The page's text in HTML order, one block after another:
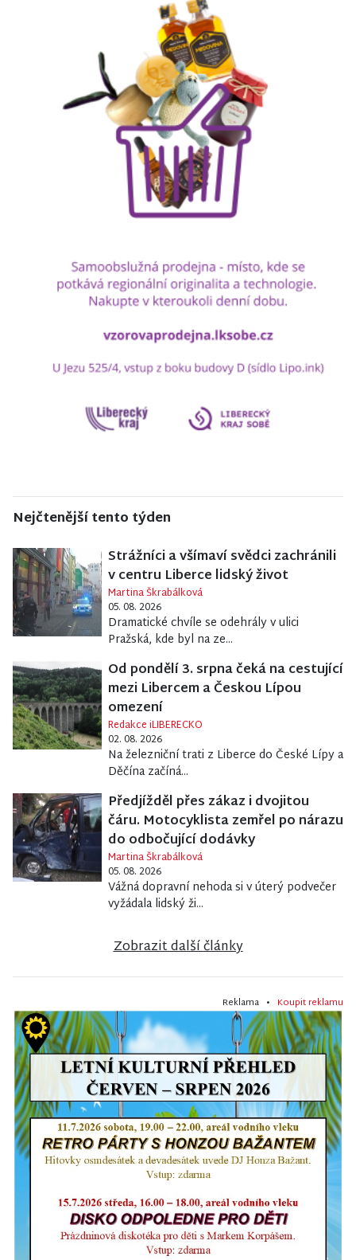
Nejčtenější tento týden
Strážníci a všímaví svědci zachránili
v centru Liberce lidský život
Martina Škrabálková
05. 08. 2026
Dramatické chvíle se odehrály v ulici
Pražská, kde byl na ze...
Od pondělí 3. srpna čeká na cestující
mezi Libercem a Českou Lípou
omezení
Redakce iLIBERECKO
02. 08. 2026
Na železniční trati z Liberce do České Lípy a
Děčína začíná...
Předjížděl přes zákaz i dvojitou
čáru. Motocyklista zemřel po nárazu
do odbočující dodávky
Martina Škrabálková
05. 08. 2026
Vážná dopravní nehoda si v úterý podvečer
vyžádala lidský ži...
Zobrazit další články
Reklama • Koupit reklamu